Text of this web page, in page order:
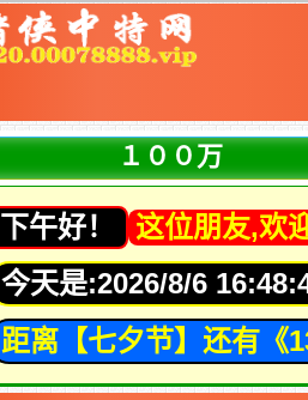
１００万
下午好！
这位朋友,欢
今天是:2026/8/6
距离【七夕节】还有《